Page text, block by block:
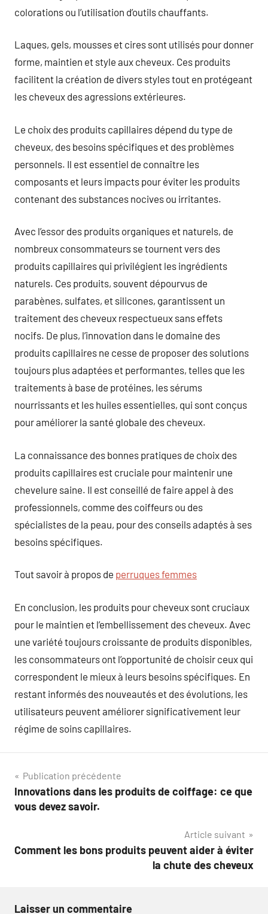
colorations ou l’utilisation d’outils chauffants.
Laques, gels, mousses et cires sont utilisés pour donner
forme, maintien et style aux cheveux. Ces produits
facilitent la création de divers styles tout en protégeant
les cheveux des agressions extérieures.
Le choix des produits capillaires dépend du type de
cheveux, des besoins spécifiques et des problèmes
personnels. Il est essentiel de connaître les
composants et leurs impacts pour éviter les produits
contenant des substances nocives ou irritantes.
Avec l’essor des produits organiques et naturels, de
nombreux consommateurs se tournent vers des
produits capillaires qui privilégient les ingrédients
naturels. Ces produits, souvent dépourvus de
parabènes, sulfates, et silicones, garantissent un
traitement des cheveux respectueux sans effets
nocifs. De plus, l’innovation dans le domaine des
produits capillaires ne cesse de proposer des solutions
toujours plus adaptées et performantes, telles que les
traitements à base de protéines, les sérums
nourrissants et les huiles essentielles, qui sont conçus
pour améliorer la santé globale des cheveux.
La connaissance des bonnes pratiques de choix des
produits capillaires est cruciale pour maintenir une
chevelure saine. Il est conseillé de faire appel à des
professionnels, comme des coiffeurs ou des
spécialistes de la peau, pour des conseils adaptés à ses
besoins spécifiques.
Tout savoir à propos de perruques femmes
En conclusion, les produits pour cheveux sont cruciaux
pour le maintien et l’embellissement des cheveux. Avec
une variété toujours croissante de produits disponibles,
les consommateurs ont l’opportunité de choisir ceux qui
correspondent le mieux à leurs besoins spécifiques. En
restant informés des nouveautés et des évolutions, les
utilisateurs peuvent améliorer significativement leur
régime de soins capillaires.
Navigation
de
Publication précédente
Innovations dans les produits de coiffage: ce que
vous devez savoir.
Article suivant
Comment les bons produits peuvent aider à éviter
la chute des cheveux
Laisser un commentaire